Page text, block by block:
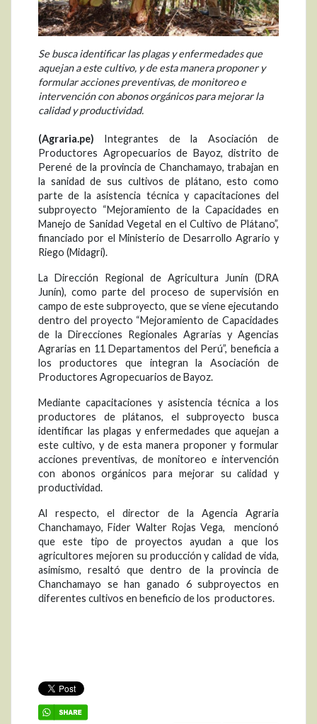
Se busca identificar las plagas y enfermedades que
aquejan a este cultivo, y de esta manera proponer y
formular acciones preventivas, de monitoreo e
intervención con abonos orgánicos para mejorar la
calidad y productividad.
(Agraria.pe) Integrantes de la Asociación de
Productores Agropecuarios de Bayoz, distrito de
Perené de la provincia de Chanchamayo, trabajan en
la sanidad de sus cultivos de plátano, esto como
parte de la asistencia técnica y capacitaciones del
subproyecto “Mejoramiento de la Capacidades en
Manejo de Sanidad Vegetal en el Cultivo de Plátano”,
financiado por el Ministerio de Desarrollo Agrario y
Riego (Midagri).
La Dirección Regional de Agricultura Junín (DRA
Junín), como parte del proceso de supervisión en
campo de este subproyecto, que se viene ejecutando
dentro del proyecto “Mejoramiento de Capacidades
de la Direcciones Regionales Agrarias y Agencias
Agrarias en 11 Departamentos del Perú”, beneficia a
los productores que integran la Asociación de
Productores Agropecuarios de Bayoz.
Mediante capacitaciones y asistencia técnica a los
productores de plátanos, el subproyecto busca
identificar las plagas y enfermedades que aquejan a
este cultivo, y de esta manera proponer y formular
acciones preventivas, de monitoreo e intervención
con abonos orgánicos para mejorar su calidad y
productividad.
Al respecto, el director de la Agencia Agraria
Chanchamayo, Fider Walter Rojas Vega, mencionó
que este tipo de proyectos ayudan a que los
agricultores mejoren su producción y calidad de vida,
asimismo, resaltó que dentro de la provincia de
Chanchamayo se han ganado 6 subproyectos en
diferentes cultivos en beneficio de los productores.